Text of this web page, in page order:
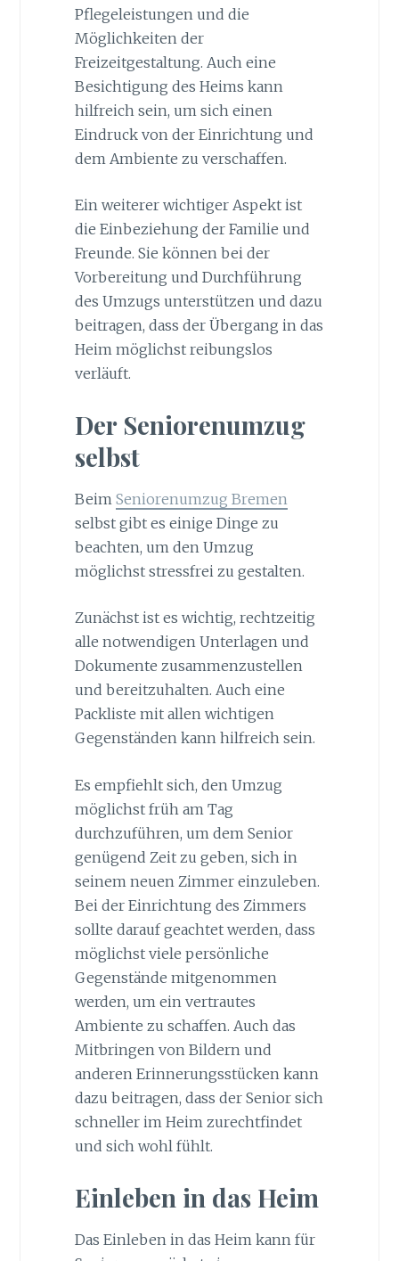
Pflegeleistungen und die
Möglichkeiten der
Freizeitgestaltung. Auch eine
Besichtigung des Heims kann
hilfreich sein, um sich einen
Eindruck von der Einrichtung und
dem Ambiente zu verschaffen.
Ein weiterer wichtiger Aspekt ist
die Einbeziehung der Familie und
Freunde. Sie können bei der
Vorbereitung und Durchführung
des Umzugs unterstützen und dazu
beitragen, dass der Übergang in das
Heim möglichst reibungslos
verläuft.
Der Seniorenumzug
selbst
Beim Seniorenumzug Bremen
selbst gibt es einige Dinge zu
beachten, um den Umzug
möglichst stressfrei zu gestalten.
Zunächst ist es wichtig, rechtzeitig
alle notwendigen Unterlagen und
Dokumente zusammenzustellen
und bereitzuhalten. Auch eine
Packliste mit allen wichtigen
Gegenständen kann hilfreich sein.
Es empfiehlt sich, den Umzug
möglichst früh am Tag
durchzuführen, um dem Senior
genügend Zeit zu geben, sich in
seinem neuen Zimmer einzuleben.
Bei der Einrichtung des Zimmers
sollte darauf geachtet werden, dass
möglichst viele persönliche
Gegenstände mitgenommen
werden, um ein vertrautes
Ambiente zu schaffen. Auch das
Mitbringen von Bildern und
anderen Erinnerungsstücken kann
dazu beitragen, dass der Senior sich
schneller im Heim zurechtfindet
und sich wohl fühlt.
Einleben in das Heim
Das Einleben in das Heim kann für